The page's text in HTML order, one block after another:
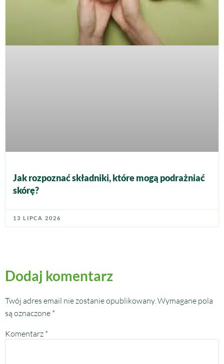
Jak rozpoznać składniki, które mogą podrażniać
skórę?
13 LIPCA 2026
Dodaj komentarz
Twój adres email nie zostanie opublikowany. Wymagane pola
są oznaczone *
Komentarz *